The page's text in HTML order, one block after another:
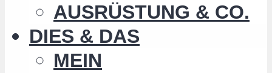
AUSRÜSTUNG & CO.
DIES & DAS
MEIN